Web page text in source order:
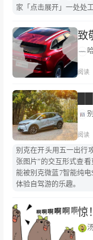
家「点击展开」一处处
致
别克在开头用五一出行
张图片”的交互形式查
能被别克微蓝7智能纯
体验自驾游的乐趣。
惊